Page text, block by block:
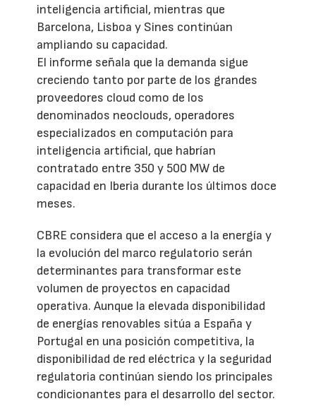
inteligencia artificial, mientras que
Barcelona, Lisboa y Sines continúan
ampliando su capacidad.
El informe señala que la demanda sigue
creciendo tanto por parte de los grandes
proveedores cloud como de los
denominados neoclouds, operadores
especializados en computación para
inteligencia artificial, que habrían
contratado entre 350 y 500 MW de
capacidad en Iberia durante los últimos doce
meses.
CBRE considera que el acceso a la energía y
la evolución del marco regulatorio serán
determinantes para transformar este
volumen de proyectos en capacidad
operativa. Aunque la elevada disponibilidad
de energías renovables sitúa a España y
Portugal en una posición competitiva, la
disponibilidad de red eléctrica y la seguridad
regulatoria continúan siendo los principales
condicionantes para el desarrollo del sector.